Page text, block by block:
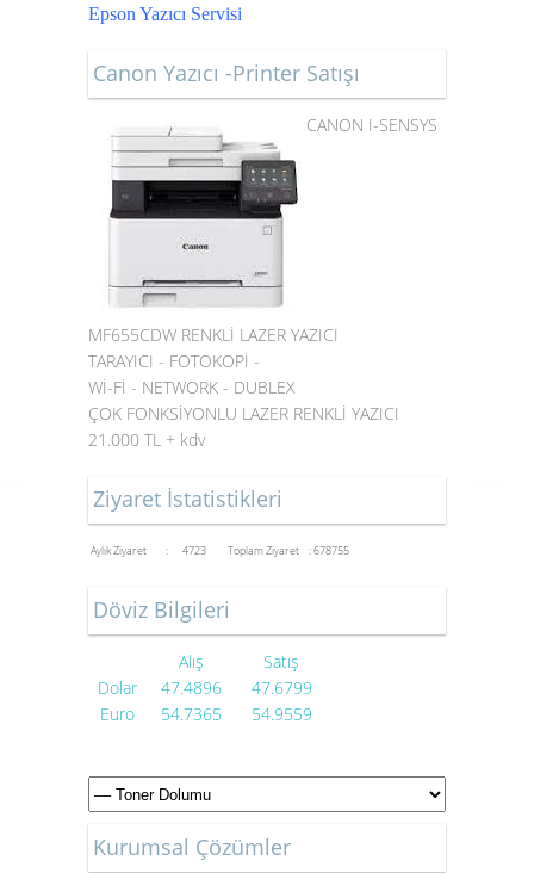
Epson Yazıcı Servisi
Canon Yazıcı -Printer Satışı
CANON I-SENSYS
MF655CDW RENKLİ LAZER YAZICI
TARAYICI - FOTOKOPİ -
Wİ-Fİ - NETWORK - DUBLEX
ÇOK FONKSİYONLU LAZER RENKLİ YAZICI
21.000 TL + kdv
Ziyaret İstatistikleri
Aylık Ziyaret : 4723 Toplam Ziyaret : 678755
Döviz Bilgileri
Alış
Satış
Dolar
47.4896
47.6799
Euro
54.7365 54.9559
Kurumsal Çözümler